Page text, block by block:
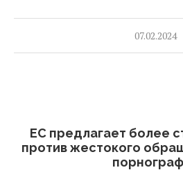
07.02.2024
ЕС предлагает более
против жестокого